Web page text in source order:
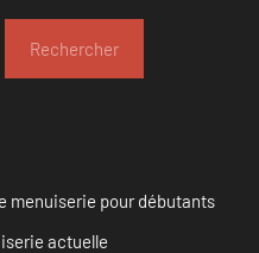
Rechercher
menuiserie pour débutants
actuelle